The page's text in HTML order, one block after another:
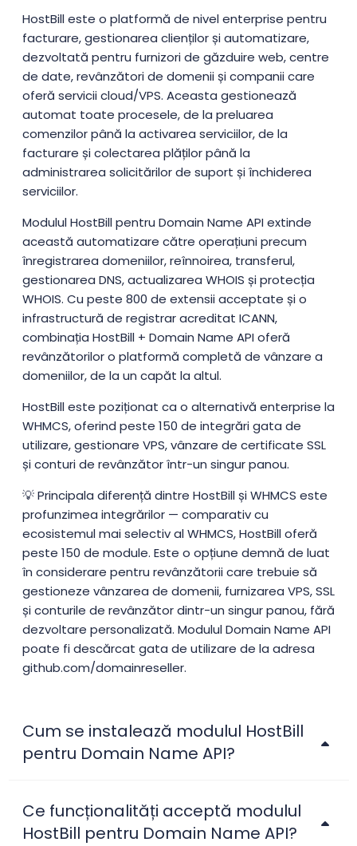
HostBill este o platformă de nivel enterprise pentru
facturare, gestionarea clienților și automatizare,
dezvoltată pentru furnizori de găzduire web, centre
de date, revânzători de domenii și companii care
oferă servicii cloud/VPS. Aceasta gestionează
automat toate procesele, de la preluarea
comenzilor până la activarea serviciilor, de la
facturare și colectarea plăților până la
administrarea solicitărilor de suport și închiderea
serviciilor.
Modulul HostBill pentru Domain Name API extinde
această automatizare către operațiuni precum
înregistrarea domeniilor, reînnoirea, transferul,
gestionarea DNS, actualizarea WHOIS și protecția
WHOIS. Cu peste 800 de extensii acceptate și o
infrastructură de registrar acreditat ICANN,
combinația HostBill + Domain Name API oferă
revânzătorilor o platformă completă de vânzare a
domeniilor, de la un capăt la altul.
HostBill este poziționat ca o alternativă enterprise la
WHMCS, oferind peste 150 de integrări gata de
utilizare, gestionare VPS, vânzare de certificate SSL
și conturi de revânzător într-un singur panou.
💡 Principala diferență dintre HostBill și WHMCS este
profunzimea integrărilor — comparativ cu
ecosistemul mai selectiv al WHMCS, HostBill oferă
peste 150 de module. Este o opțiune demnă de luat
în considerare pentru revânzătorii care trebuie să
gestioneze vânzarea de domenii, furnizarea VPS, SSL
și conturile de revânzător dintr-un singur panou, fără
dezvoltare personalizată. Modulul Domain Name API
poate fi descărcat gata de utilizare de la adresa
github.com/domainreseller.
Cum se instalează modulul HostBill
pentru Domain Name API?
Ce funcționalități acceptă modulul
HostBill pentru Domain Name API?